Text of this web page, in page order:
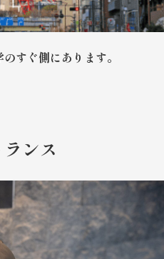
すぐ側にあります。
ンス